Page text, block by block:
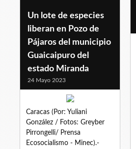
Un lote de especies
liberan en Pozo de
Pájaros del municipio
Guaicaipuro del
estado Miranda
24 Mayo 2023
Caracas (Por: Yuliani
González / Fotos: Greyber
Pirrongelli/ Prensa
Ecosocialismo - Minec).-